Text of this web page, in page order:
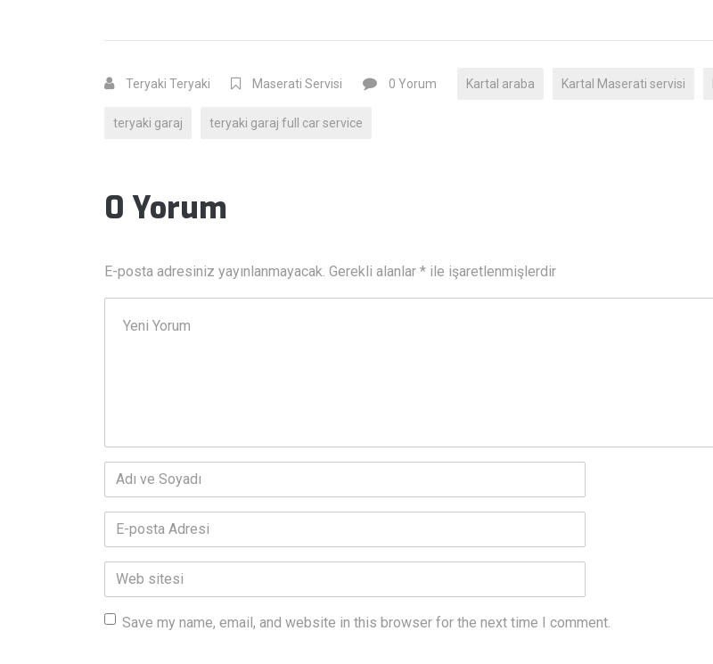
Teryaki Teryaki Maserati Servisi 0 Yorum Kartal araba Kartal Maserati servisi
teryaki garaj teryaki garaj full car service
0 Yorum
E-posta adresiniz yayınlanmayacak. Gerekli alanlar * ile işaretlenmişlerdir
Adı
ve
Soyadı*
posta
Adresi*
Web
sitesi
Save my name, email, and website in this browser for the next time I comment.